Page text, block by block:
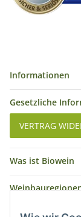
Informationen
Gesetzliche
VERTRAG
Was ist Biowein